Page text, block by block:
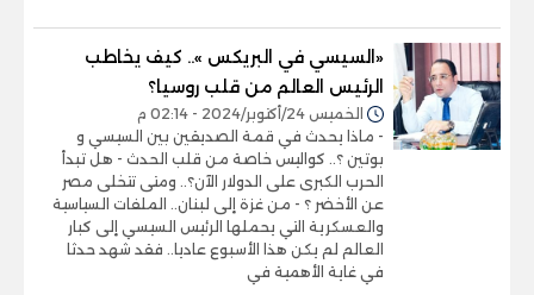
«السيسي في البريكس ».. كيف يخاطب
الرئيس العالم من قلب روسيا؟
الخميس 24/أكتوبر/2024 - 02:14 م
- ماذا يحدث في قمة الصديقين بين السيسي و
بوتين ؟.. كواليس خاصة من قلب الحدث - هل تبدأ
الحرب الكبرى على الدولار الآن؟.. ومتى تتخلى مصر
عن الأخضر ؟ - من غزة إلى لبنان.. الملفات السياسية
والعسكرية التي يحملها الرئيس السيسي إلى كبار
العالم لم يكن هذا الأسبوع عاديا.. فقد شهد حدثا
في غاية الأهمية في